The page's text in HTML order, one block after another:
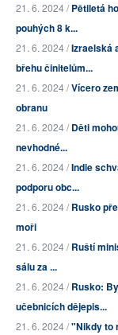
21. 6. 2024 /Pětiletá
pouhých 8 k...
21. 6. 2024 /Izraelská
břehu činitelům...
21. 6. 2024 /Vícero
obranu
21. 6. 2024 /Děti
nevhodné...
21. 6. 2024 /Indie
podporu obc...
21. 6. 2024 /Rusko
moři
21. 6. 2024 /Ruští
sálu za ...
21. 6. 2024 /Rusko:
učebnicích dějepis...
21. 6. 2024 /"Nikdy to